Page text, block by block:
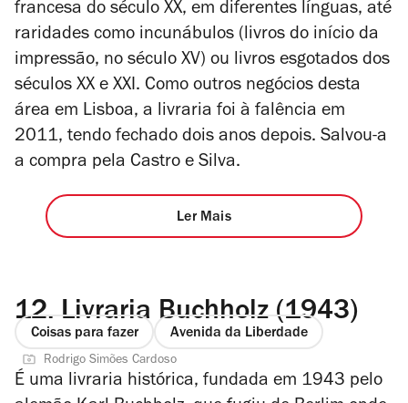
francesa do século XX, em diferentes línguas, até
raridades como incunábulos (livros do início da
impressão, no século XV) ou livros esgotados dos
séculos XX e XXI. Como outros negócios desta
área em Lisboa, a livraria foi à falência em
2011, tendo fechado dois anos depois. Salvou-a
a compra pela Castro e Silva.
Ler Mais
12. Livraria Buchholz (1943)
Coisas para fazer Avenida da Liberdade
Rodrigo Simões Cardoso
É uma livraria histórica, fundada em 1943 pelo